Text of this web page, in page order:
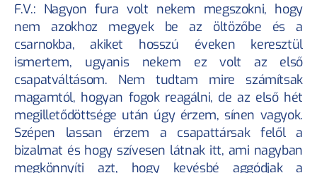
F.V.: Nagyon fura volt nekem megszokni, hogy
nem azokhoz megyek be az öltözőbe és a
csarnokba, akiket hosszú éveken keresztül
ismertem, ugyanis nekem ez volt az első
csapatváltásom. Nem tudtam mire számítsak
magamtól, hogyan fogok reagálni, de az első hét
megilletődöttsége után úgy érzem, sínen vagyok.
Szépen lassan érzem a csapattársak felől a
bizalmat és hogy szívesen látnak itt, ami nagyban
megkönnyíti azt, hogy kevésbé aggódjak a